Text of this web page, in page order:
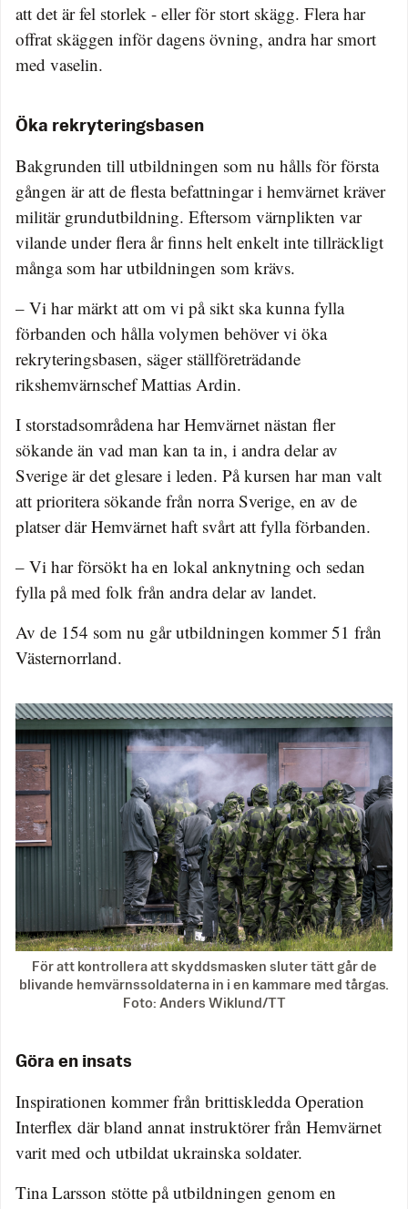
att det är fel storlek - eller för stort skägg. Flera har
offrat skäggen inför dagens övning, andra har smort
med vaselin.
Öka rekryteringsbasen
Bakgrunden till utbildningen som nu hålls för första
gången är att de flesta befattningar i hemvärnet kräver
militär grundutbildning. Eftersom värnplikten var
vilande under flera år finns helt enkelt inte tillräckligt
många som har utbildningen som krävs.
– Vi har märkt att om vi på sikt ska kunna fylla
förbanden och hålla volymen behöver vi öka
rekryteringsbasen, säger ställföreträdande
rikshemvärnschef Mattias Ardin.
I storstadsområdena har Hemvärnet nästan fler
sökande än vad man kan ta in, i andra delar av
Sverige är det glesare i leden. På kursen har man valt
att prioritera sökande från norra Sverige, en av de
platser där Hemvärnet haft svårt att fylla förbanden.
– Vi har försökt ha en lokal anknytning och sedan
fylla på med folk från andra delar av landet.
Av de 154 som nu går utbildningen kommer 51 från
Västernorrland.
För att kontrollera att skyddsmasken sluter tätt går de
blivande hemvärnssoldaterna in i en kammare med tårgas.
Foto: Anders Wiklund/TT
Göra en insats
Inspirationen kommer från brittiskledda Operation
Interflex där bland annat instruktörer från Hemvärnet
varit med och utbildat ukrainska soldater.
Tina Larsson stötte på utbildningen genom en